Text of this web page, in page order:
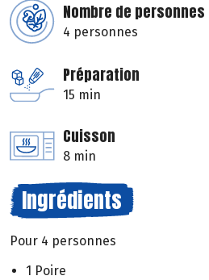
Nombre de personnes
4 personnes
Préparation
15 min
Cuisson
8 min
Ingrédients
Pour 4 personnes
1 Poire